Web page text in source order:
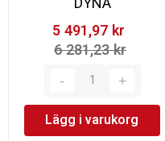
5 491,97 kr‎
6 281,23 kr‎
Lägg i varukorg